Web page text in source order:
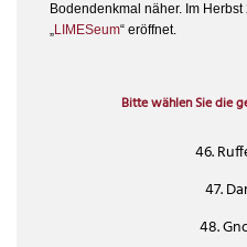
Bodendenkmal näher. Im
„LIMESeum“ eröffnet.
Bitte wählen Sie die
46.
47.
48.